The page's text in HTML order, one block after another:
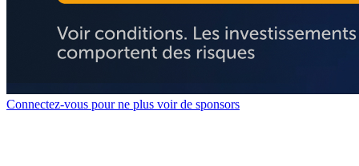
Connectez-vous pour ne plus voir de sponsors